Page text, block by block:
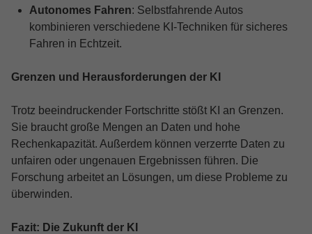
Autonomes Fahren: Selbstfahrende Autos
kombinieren verschiedene KI-Techniken für sicheres
Fahren in Echtzeit.
Grenzen und Herausforderungen der KI
Trotz beeindruckender Fortschritte stößt KI an Grenzen.
Sie braucht große Mengen an Daten und hohe
Rechenkapazität. Außerdem können verzerrte Daten zu
unfairen oder ungenauen Ergebnissen führen. Die
Forschung arbeitet an Lösungen, um diese Probleme zu
überwinden.
Fazit: Die Zukunft der KI